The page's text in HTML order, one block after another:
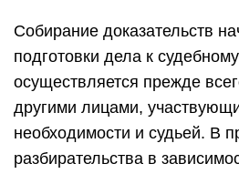
Собирание доказательств
подготовки дела к
осуществляется прежде
другими лицами,
необходимости и судьей. В
разбирательства в